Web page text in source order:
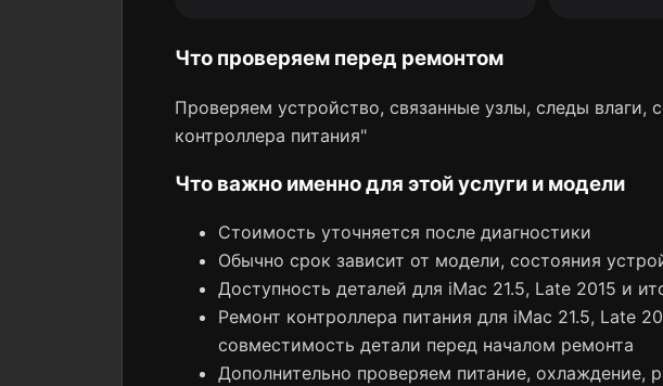
Что проверяем перед ремонтом
Проверяем устройство, связанные узлы, следы влаги,
контроллера питания"
Что важно именно для этой услуги и модели
Стоимость уточняется после диагностики
Обычно срок зависит от модели, состояния
Доступность деталей для iMac 21.5, Late 2015 и
Ремонт контроллера питания для iMac 21.5, Late
совместимость детали перед началом ремонта
Дополнительно проверяем питание, охлаждение,